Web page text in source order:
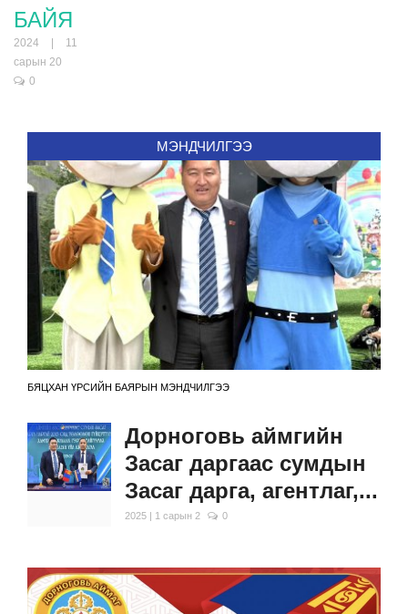
БАЙЯ
2024 | 11
сарын 20
0
МЭНДЧИЛГЭЭ
БЯЦХАН ҮРСИЙН БАЯРЫН МЭНДЧИЛГЭЭ
Дорноговь аймгийн
Засаг даргаас сумдын
Засаг дарга, агентлаг,...
2025 | 1 сарын 2 0